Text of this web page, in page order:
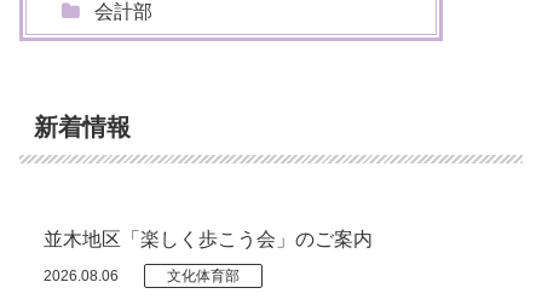
会計部
新着情報
並木地区「楽しく歩こう会」のご案内
2026.08.06 文化体育部